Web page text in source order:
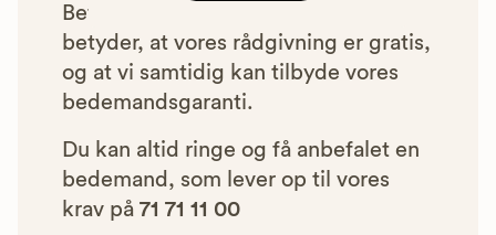
Betalingen for vores henvisninger
betyder, at vores rådgivning er gratis,
og at vi samtidig kan tilbyde vores
bedemandsgaranti.
Du kan altid ringe og få anbefalet en
bedemand, som lever op til vores
krav på 71 71 11 00